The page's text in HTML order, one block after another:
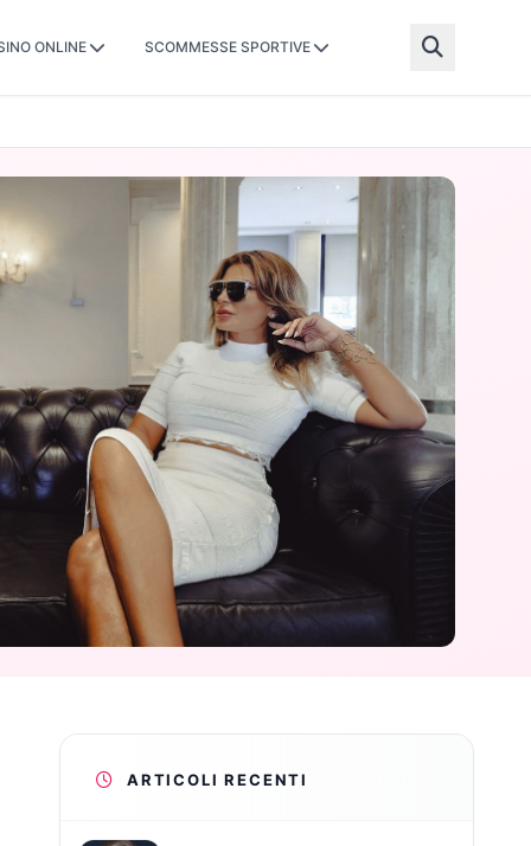
ONLINE SCOMMESSE SPORTIVE
ARTICOLI RECENTI